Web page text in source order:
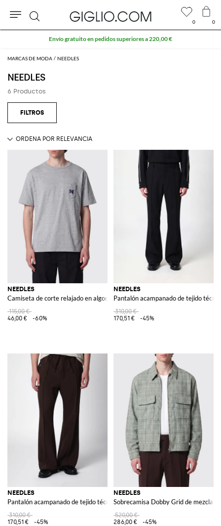
MARCAS DE MODA NEEDLES
NEEDLES
6 Productos
NEEDLES
Camiseta de corte relajado en algodón con mariposa bordada en el pecho
115,00 €
46,00 €
-60%
NEEDLES
Pantalón acampanado de tejido
310,00 €
170,51 €
-45%
NEEDLES
Pantalón acampanado de tejido técnico elástico con cintura elástica
310,00 €
170,51 €
-45%
NEEDLES
Sobrecamisa Dobby Grid de mezcla
520,00 €
286,00 €
-45%
0 0
Buscar
Envío gratuito en pedidos superiores a 220,00 €